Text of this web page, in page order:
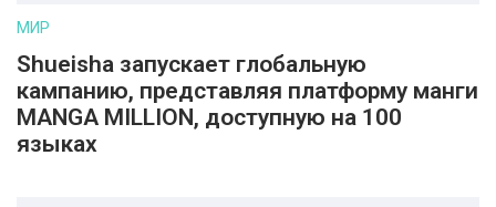
МИР
Shueisha запускает глобальную
кампанию, представляя платформу манги
MANGA MILLION, доступную на 100
языках